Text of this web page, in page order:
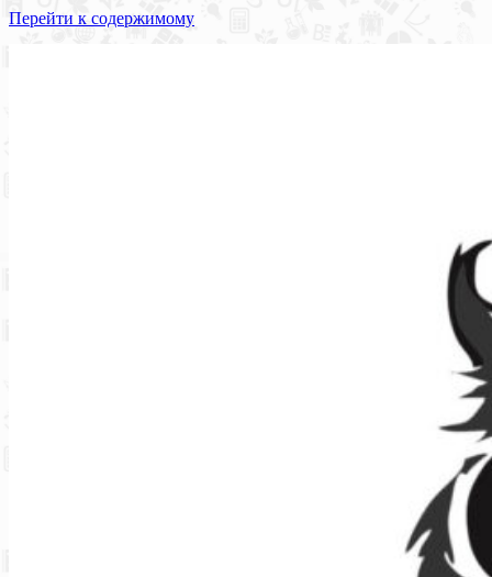
Перейти к содержимому